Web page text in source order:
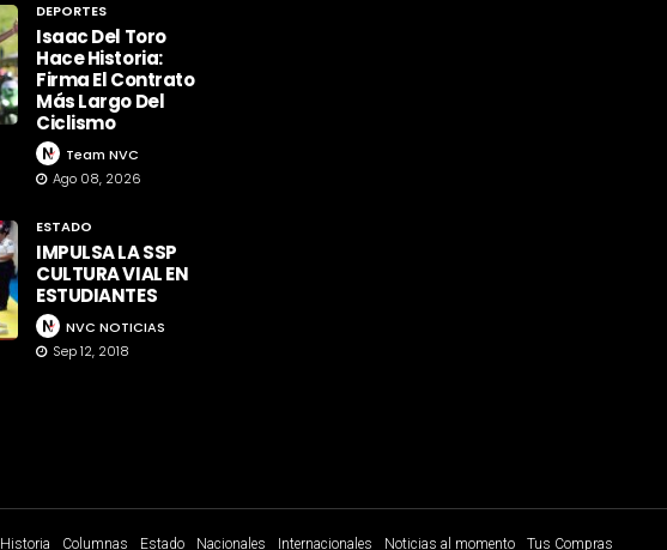
DEPORTES
Isaac Del Toro
Hace Historia:
Firma El Contrato
Más Largo Del
Ciclismo
Team NVC
Ago 08, 2026
ESTADO
IMPULSA LA SSP
CULTURA VIAL EN
ESTUDIANTES
NVC NOTICIAS
Sep 12, 2018
Historia Columnas Estado Nacionales Internacionales Noticias al momento Tus Compras